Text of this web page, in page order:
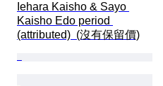
Iehara Kaisho & Sayo
Kaisho Edo period
(attributed)  (沒有保留價)